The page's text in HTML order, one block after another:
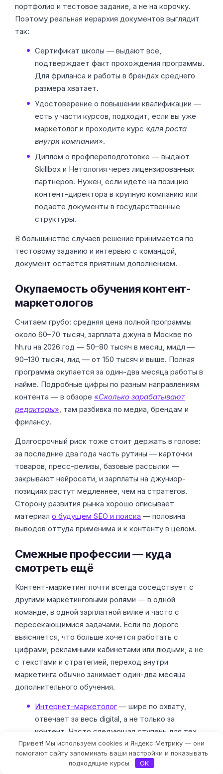
портфолио и тестовое задание, а не на корочку.
Поэтому реальная иерархия документов выглядит
так:
Сертификат школы — выдают все,
подтверждает факт прохождения программы.
Для фриланса и работы в брендах среднего
размера хватает.
Удостоверение о повышении квалификации —
есть у части курсов, подходит, если вы уже
маркетолог и проходите курс «для роста
внутри компании».
Диплом о профпереподготовке — выдают
Skillbox и Нетология через лицензированных
партнёров. Нужен, если идёте на позицию
контент-директора в крупную компанию или
подаёте документы в государственные
структуры.
В большинстве случаев решение принимается по
тестовому заданию и интервью с командой,
документ остаётся приятным дополнением.
Окупаемость обучения контент-
маркетологов
Считаем грубо: средняя цена полной программы
около 60–70 тысяч, зарплата джуна в Москве по
hh.ru на 2026 год — 50–80 тысяч в месяц, мидл —
90–130 тысяч, лид — от 150 тысяч и выше. Полная
программа окупается за один-два месяца работы в
найме. Подробные цифры по разным направлениям
контента — в обзоре «Сколько зарабатывают
редакторы», там разбивка по медиа, брендам и
фрилансу.
Долгосрочный риск тоже стоит держать в голове:
за последние два года часть рутины — карточки
товаров, пресс-релизы, базовые рассылки —
закрывают нейросети, и зарплаты на джуниор-
позициях растут медленнее, чем на стратегов.
Сторону развития рынка хорошо описывает
материал о будущем SEO и поиска — половина
выводов оттуда применима и к контенту в целом.
Смежные профессии — куда
смотреть ещё
Контент-маркетинг почти всегда соседствует с
другими маркетинговыми ролями — в одной
команде, в одной зарплатной вилке и часто с
пересекающимися задачами. Если по дороге
выясняется, что больше хочется работать с
цифрами, рекламными кабинетами или людьми, а не
с текстами и стратегией, переход внутри
маркетинга обычно занимает один-два месяца
дополнительного обучения.
Интернет-маркетолог — шире по охвату,
отвечает за весь digital, а не только за
контент. Часто следующая ступень для тех,
кому стало тесно в редакторской роли.
Таргетолог
сосед по команде
Привет! Мы используем cookies и Яндекс Метрику — они
помогают сайту запоминать ваши настройки и показывать
подходящие курсы
OK
Фильтры